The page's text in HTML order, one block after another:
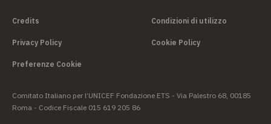
Credits Condizioni di utilizzo
Privacy Policy Cookie Policy
Preferenze Cookie
Comitato Italiano per l’UNICEF Fondazione ETS - Via Palestro 68, 00185
Roma - Codice Fiscale 015 619 205 86